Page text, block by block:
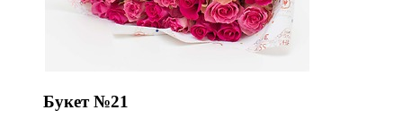
Букет №21